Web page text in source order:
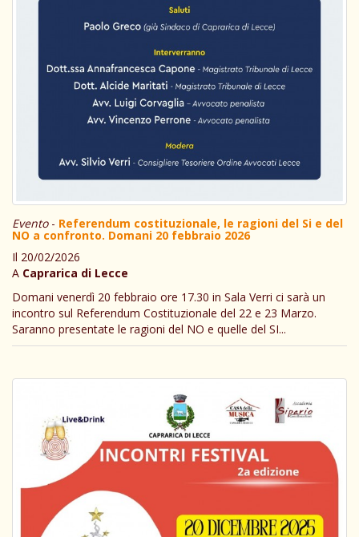
Evento- Referendum costituzionale, le ragioni del Si e del
NO a confronto. Domani 20 febbraio 2026
Il 20/02/2026
A Caprarica di Lecce
Domani venerdì 20 febbraio ore 17.30 in Sala Verri ci sarà un
incontro sul Referendum Costituzionale del 22 e 23 Marzo.
Saranno presentate le ragioni del NO e quelle del SI...